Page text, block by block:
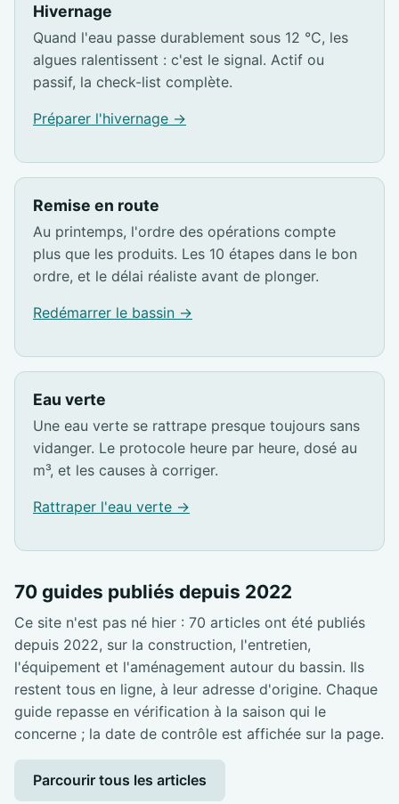
Hivernage
Quand l'eau passe durablement sous 12 °C, les
algues ralentissent : c'est le signal. Actif ou
passif, la check-list complète.
Préparer l'hivernage →
Remise en route
Au printemps, l'ordre des opérations compte
plus que les produits. Les 10 étapes dans le bon
ordre, et le délai réaliste avant de plonger.
Redémarrer le bassin →
Eau verte
Une eau verte se rattrape presque toujours sans
vidanger. Le protocole heure par heure, dosé au
m³, et les causes à corriger.
Rattraper l'eau verte →
70 guides publiés depuis 2022
Ce site n'est pas né hier : 70 articles ont été publiés
depuis 2022, sur la construction, l'entretien,
l'équipement et l'aménagement autour du bassin. Ils
restent tous en ligne, à leur adresse d'origine. Chaque
guide repasse en vérification à la saison qui le
concerne ; la date de contrôle est affichée sur la page.
Parcourir tous les articles